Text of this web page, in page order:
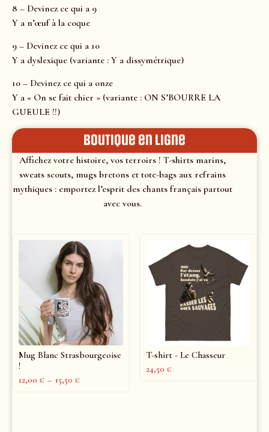
8 – Devinez ce qui a 9
Y a n’œuf à la coque
9 – Devinez ce qui a 10
Y a dyslexique (variante : Y a dissymétrique)
10 – Devinez ce qui a onze
Y a « On se fait chier » (variante : ON S’BOURRE LA
GUEULE !!)
Boutique en ligne
Affichez votre histoire, vos terroirs ! T-shirts marins,
sweats scouts, mugs bretons et tote-bags aux refrains
mythiques : emportez l’esprit des chants français partout
avec vous.
Mug Blanc Strasbourgeoise
!
12,00 € – 15,50 €
T-shirt - Le Chasseur
24,50 €